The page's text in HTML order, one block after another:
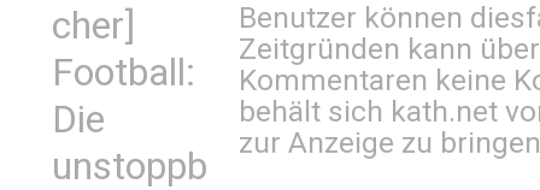
cher]
Football:
Die
unstoppb
Benutzer können
Zeitgründen kann
Kommentaren keine
behält sich kath.net
zur Anzeige zu